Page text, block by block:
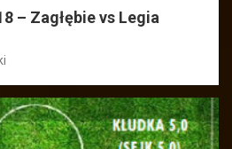
– Zagłębie vs Legia